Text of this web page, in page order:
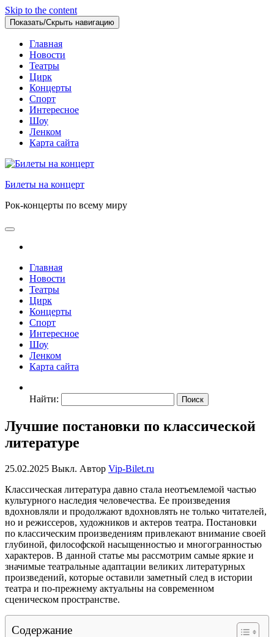
Skip to the content
Показать/Скрыть навигацию
Главная
Новости
Театры
Цирк
Концерты
Спорт
Интересное
Шоу
Ленком
Карта сайта
Билеты на концерт
Рок-концерты по всему миру
Главная
Новости
Театры
Цирк
Концерты
Спорт
Интересное
Шоу
Ленком
Карта сайта
Найти:
Лучшие постановки по классической
литературе
25.02.2025 Выкл. Автор Vip-Bilet.ru
Классическая литература давно стала неотъемлемой частью
культурного наследия человечества. Ее произведения
вдохновляли и продолжают вдохновлять не только читателей,
но и режиссеров, художников и актеров театра. Постановки
по классическим произведениям привлекают внимание своей
глубиной, философской насыщенностью и многогранностью
характеров. В данной статье мы рассмотрим самые яркие и
значимые театральные адаптации великих литературных
произведений, которые оставили заметный след в истории
театра и по-прежнему актуальны на современном
сценическом пространстве.
Содержание